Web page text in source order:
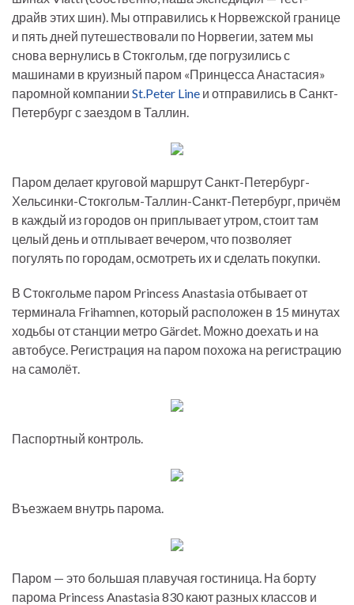
драйв этих шин). Мы отправились к Норвежской границе
и пять дней путешествовали по Норвегии, затем мы
снова вернулись в Стокгольм, где погрузились с
машинами в круизный паром «Принцесса Анастасия»
паромной компании St.Peter Line и отправились в Санкт-
Петербург с заездом в Таллин.
Паром делает круговой маршрут Санкт-Петербург-
Хельсинки-Стокгольм-Таллин-Санкт-Петербург, причём
в каждый из городов он приплывает утром, стоит там
целый день и отплывает вечером, что позволяет
погулять по городам, осмотреть их и сделать покупки.
В Стокгольме паром Princess Anastasia отбывает от
терминала Frihamnen, который расположен в 15 минутах
ходьбы от станции метро Gärdet. Можно доехать и на
автобусе. Регистрация на паром похожа на регистрацию
на самолёт.
Паспортный контроль.
Въезжаем внутрь парома.
Паром — это большая плавучая гостиница. На борту
парома Princess Anastasia 830 кают разных классов и